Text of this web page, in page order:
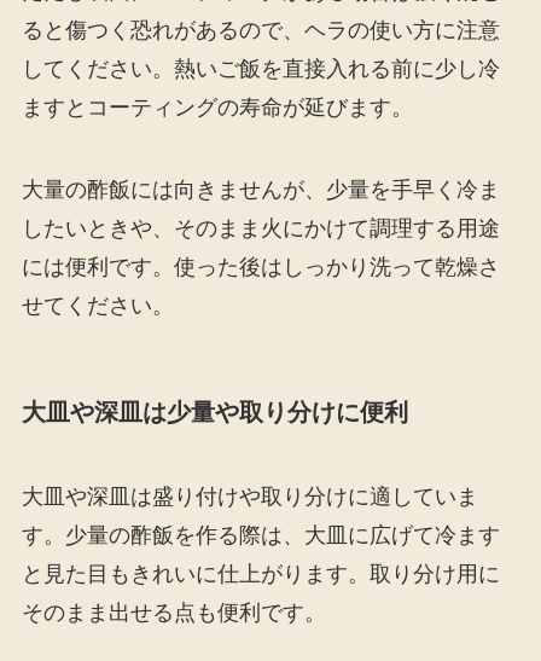
ると傷つく恐れがあるので、ヘラの使い方に注意
してください。熱いご飯を直接入れる前に少し冷
ますとコーティングの寿命が延びます。
大量の酢飯には向きませんが、少量を手早く冷ま
したいときや、そのまま火にかけて調理する用途
には便利です。使った後はしっかり洗って乾燥さ
せてください。
大皿や深皿は少量や取り分けに便利
大皿や深皿は盛り付けや取り分けに適していま
す。少量の酢飯を作る際は、大皿に広げて冷ます
と見た目もきれいに仕上がります。取り分け用に
そのまま出せる点も便利です。